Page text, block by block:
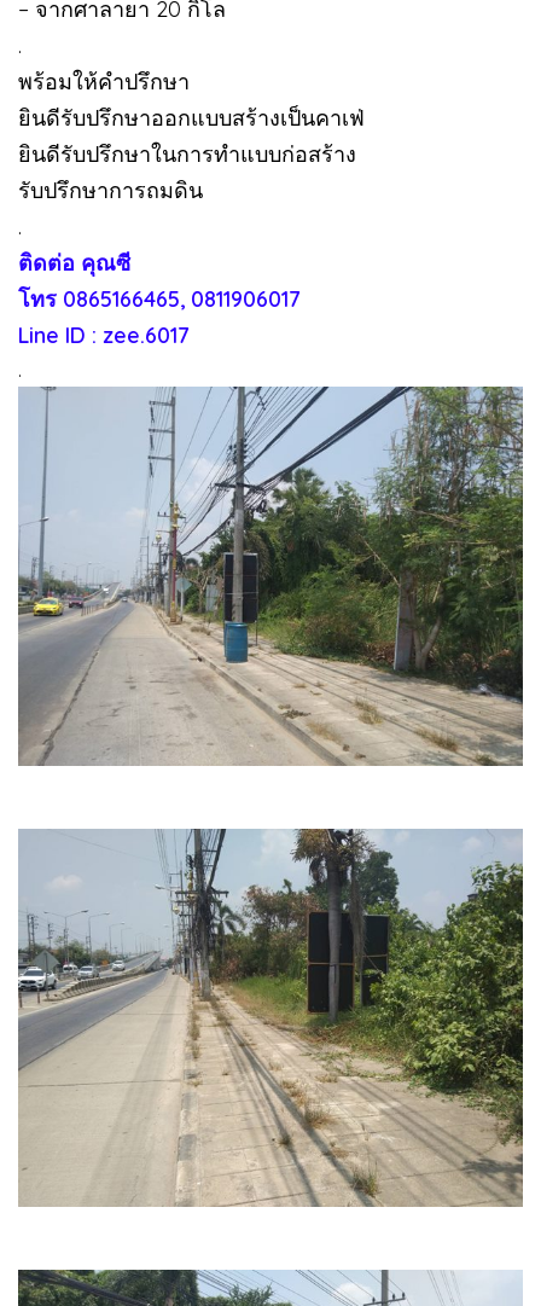
– จากศาลายา 20 กิโล
.
พร้อมให้คำปรึกษา
ยินดีรับปรึกษาออกแบบสร้างเป็นคาเฟ่
ยินดีรับปรึกษาในการทำแบบก่อสร้าง
รับปรึกษาการถมดิน
.
ติดต่อ คุณซี
โทร 0865166465, 0811906017
Line ID : zee.6017
.